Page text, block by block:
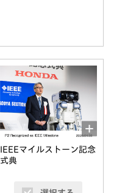
IEEEマイルストーン記念
式典